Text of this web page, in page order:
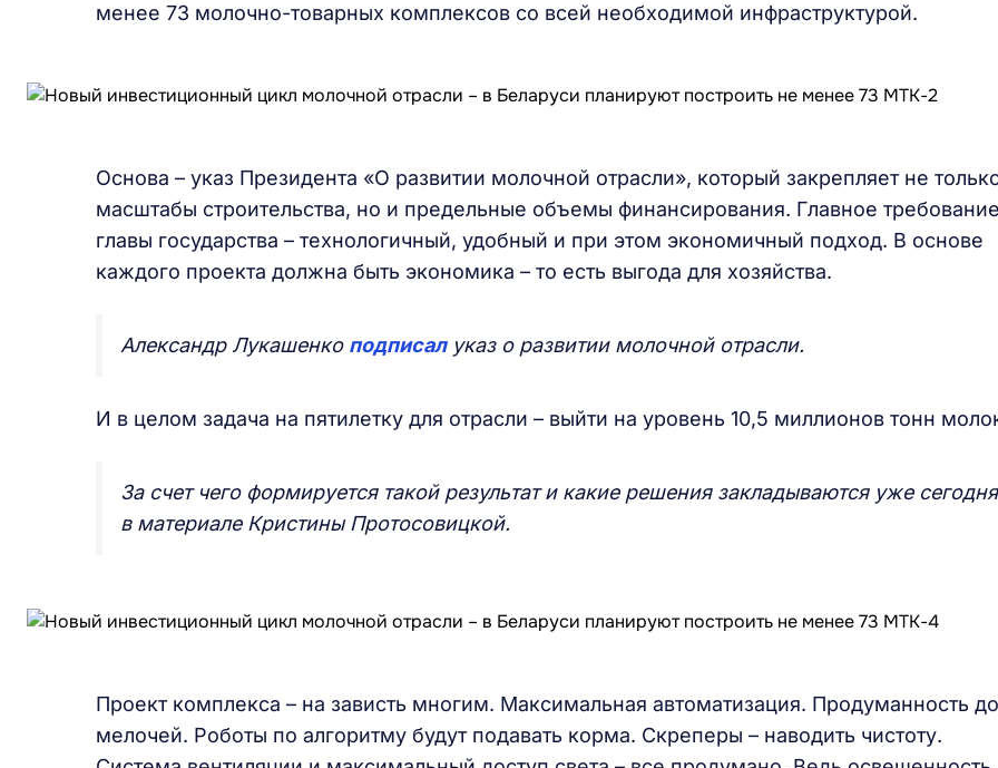
менее 73 молочно-товарных комплексов со всей необходимой инфраструктурой.
Основа – указ Президента «О развитии молочной отрасли», который закрепляет не
масштабы строительства, но и предельные объемы финансирования. Главное
главы государства – технологичный, удобный и при этом экономичный подход. В основе
каждого проекта должна быть экономика – то есть выгода для хозяйства.
Александр Лукашенко подписалуказ о развитии молочной отрасли.
И в целом задача на пятилетку для отрасли – выйти на уровень 10,5 миллионов тонн
За счет чего формируется такой результат и какие решения закладываются уже
в материале Кристины Протосовицкой.
Проект комплекса – на зависть многим. Максимальная автоматизация. Продуманность до
мелочей. Роботы по алгоритму будут подавать корма. Скреперы – наводить чистоту.